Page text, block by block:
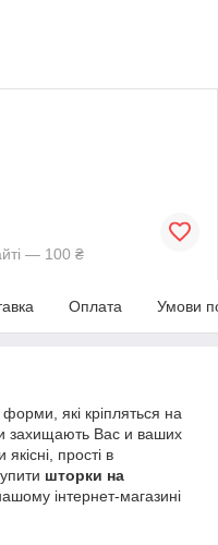
— 100 ₴
Оплата Умови
форми, які кріпляться на
захищають Вас и ваших
якісні прості в
шторки на
інтернет-магазині